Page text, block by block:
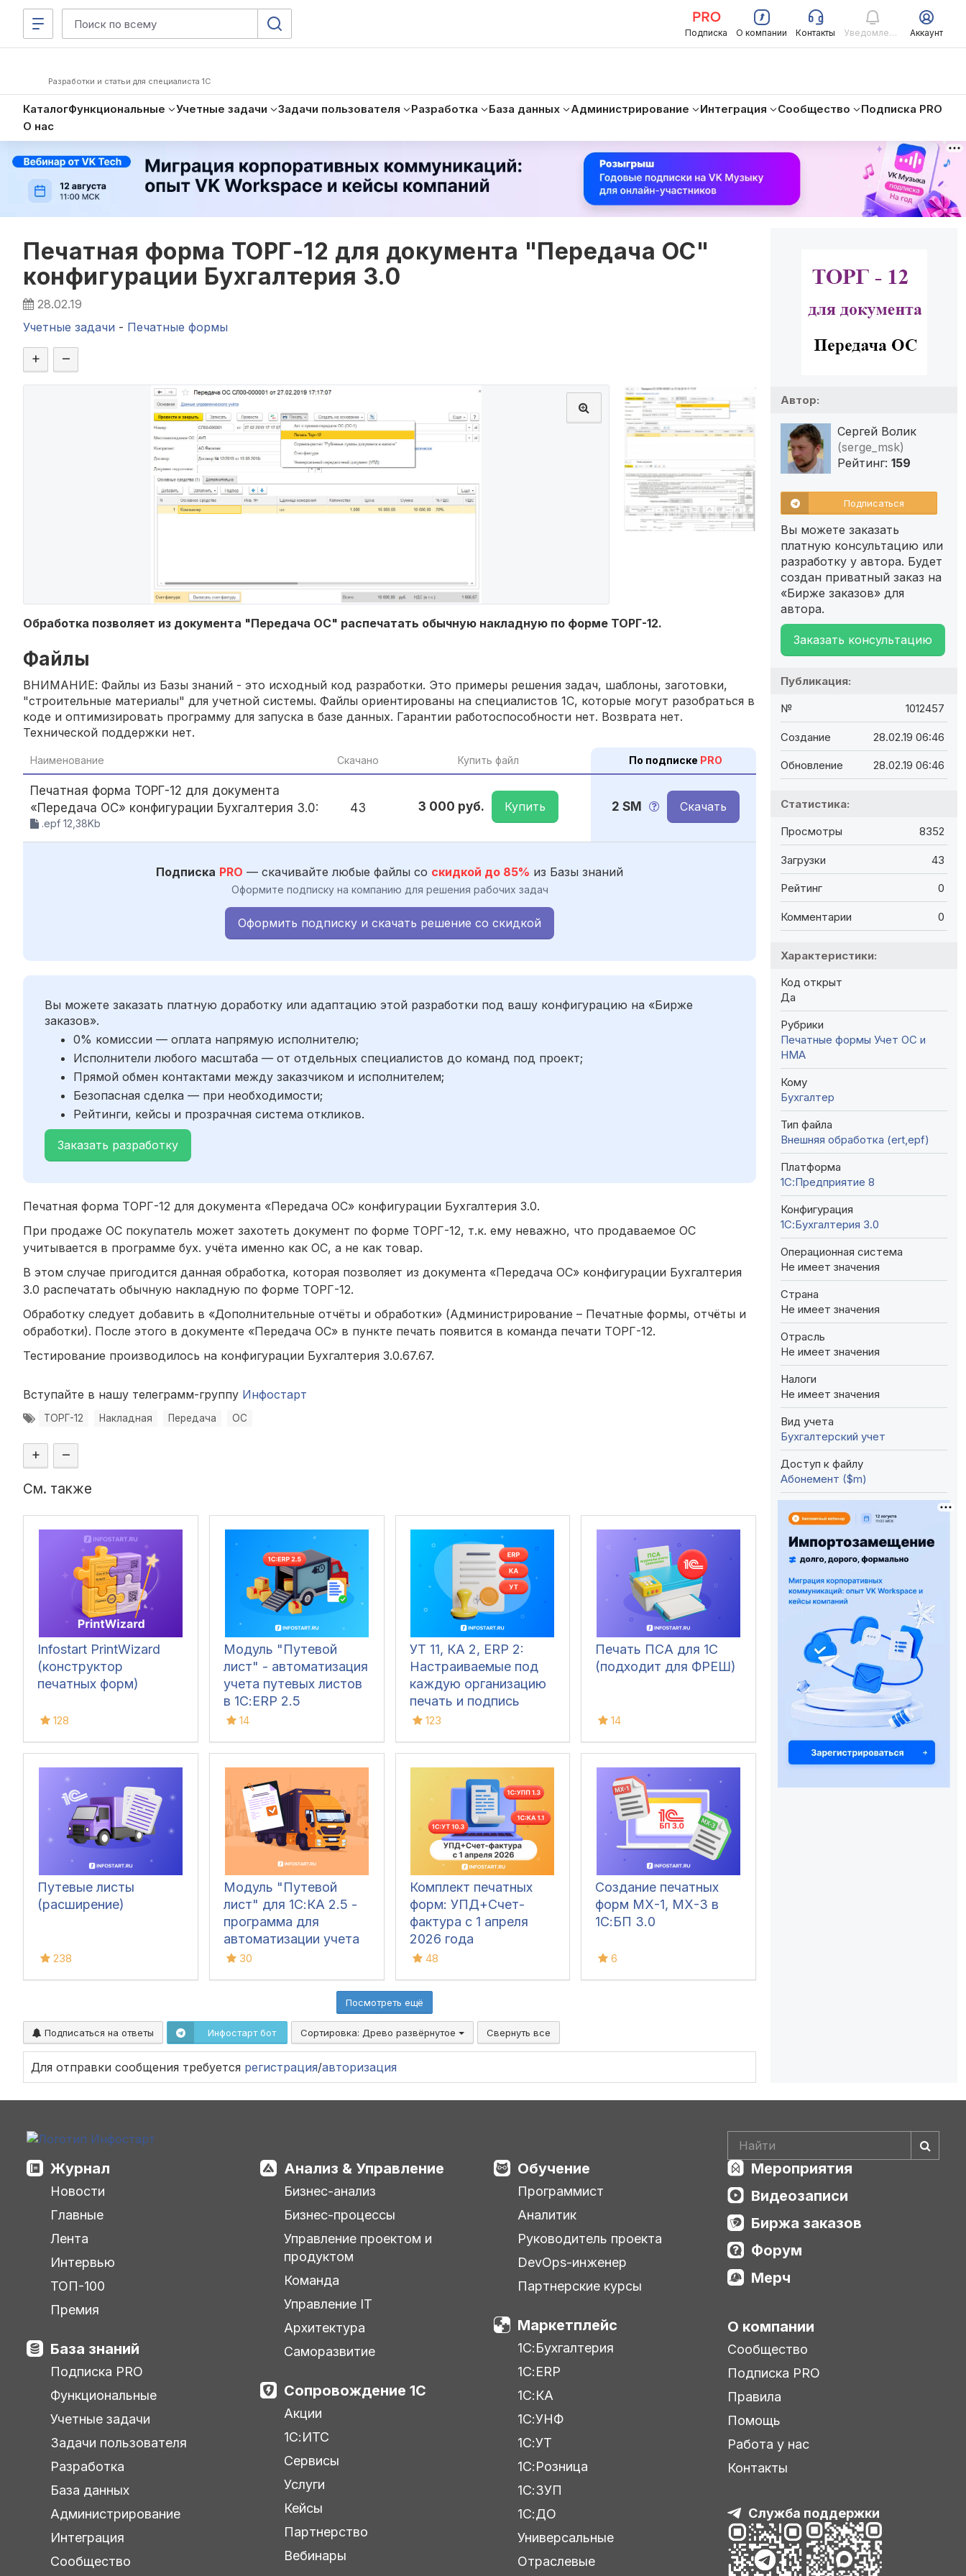
Подписка О компании Контакты Уведомления Аккаунт
Разработки и статьи для специалиста 1С
КаталогФункциональные Учетные задачи Задачи пользователя Разработка База данных Администрирование Интеграция Сообщество
Подписка PRO
О нас
Печатная форма ТОРГ-12 для документа "Передача ОС"
конфигурации Бухгалтерия 3.0
28.02.19
Учетные задачи - Печатные формы
+ –
Обработка позволяет из документа "Передача ОС" распечатать обычную накладную по форме ТОРГ-12.
Файлы
ВНИМАНИЕ: Файлы из Базы знаний - это исходный код разработки. Это примеры решения задач, шаблоны, заготовки,
"строительные материалы" для учетной системы. Файлы ориентированы на специалистов 1С, которые могут разобраться в
коде и оптимизировать программу для запуска в базе данных. Гарантии работоспособности нет. Возврата нет.
Технической поддержки нет.
Наименование Скачано Купить файл По подписке PRO
Печатная форма ТОРГ-12 для документа
«Передача ОС» конфигурации Бухгалтерия 3.0:
.epf 12,38Kb
43 3 000 руб. Купить 2 SM Скачать
Подписка PRO — скачивайте любые файлы со скидкой до 85% из Базы знаний
Оформите подписку на компанию для решения рабочих задач
Оформить подписку и скачать решение со скидкой
Вы можете заказать платную доработку или адаптацию этой разработки под вашу конфигурацию на «Бирже
заказов».
0% комиссии — оплата напрямую исполнителю;
Исполнители любого масштаба — от отдельных специалистов до команд под проект;
Прямой обмен контактами между заказчиком и исполнителем;
Безопасная сделка — при необходимости;
Рейтинги, кейсы и прозрачная система откликов.
Заказать разработку
Печатная форма ТОРГ-12 для документа «Передача ОС» конфигурации Бухгалтерия 3.0.
При продаже ОС покупатель может захотеть документ по форме ТОРГ-12, т.к. ему неважно, что продаваемое ОС
учитывается в программе бух. учёта именно как ОС, а не как товар.
В этом случае пригодится данная обработка, которая позволяет из документа «Передача ОС» конфигурации Бухгалтерия
3.0 распечатать обычную накладную по форме ТОРГ-12.
Обработку следует добавить в «Дополнительные отчёты и обработки» (Администрирование – Печатные формы, отчёты и
обработки). После этого в документе «Передача ОС» в пункте печать появится в команда печати ТОРГ-12.
Тестирование производилось на конфигурации Бухгалтерия 3.0.67.67.
Вступайте в нашу телеграмм-группу Инфостарт
ТОРГ-12 Накладная Передача ОС
+ –
См. также
Infostart PrintWizard
(конструктор
печатных форм)
128
Модуль "Путевой
лист" - автоматизация
учета путевых листов
в 1С:ERP 2.5
14
УТ 11, КА 2, ERP 2:
Настраиваемые под
каждую организацию
печать и подпись
ответственных лиц в
(ТОРГ-12, Счёт-
фактура, УПД, УКД,
Заказ клиента, Акт
сверки, М-15 и др.)
123
Печать ПСА для 1С
(подходит для ФРЕШ)
14
Путевые листы
(расширение)
238
Модуль "Путевой
лист" для 1С:КА 2.5 -
программа для
автоматизации учета
путевых листов в 1С
30
Комплект печатных
форм: УПД+Счет-
фактура с 1 апреля
2026 года
48
Создание печатных
форм МХ-1, МХ-3 в
1С:БП 3.0
6
Посмотреть ещё
Подписаться на ответы Инфостарт бот Сортировка: Древо развёрнутое Свернуть все
Для отправки сообщения требуется регистрация/авторизация
Автор:
Сергей Волик
(serge_msk)
Рейтинг: 159
Подписаться
Вы можете заказать
платную консультацию или
разработку у автора. Будет
создан приватный заказ на
«Бирже заказов» для
автора.
Заказать консультацию
Публикация:
№ 1012457
Создание 28.02.19 06:46
Обновление 28.02.19 06:46
Статистика:
Просмотры 8352
Загрузки 43
Рейтинг 0
Комментарии 0
Характеристики:
Код открыт
Да
Рубрики
Печатные формы Учет ОС и
НМА
Кому
Бухгалтер
Тип файла
Внешняя обработка (ert,epf)
Платформа
1С:Предприятие 8
Конфигурация
1С:Бухгалтерия 3.0
Операционная система
Не имеет значения
Страна
Не имеет значения
Отрасль
Не имеет значения
Налоги
Не имеет значения
Вид учета
Бухгалтерский учет
Доступ к файлу
Абонемент ($m)
Журнал
Новости
Главные
Лента
Интервью
ТОП-100
Премия
База знаний
Подписка PRO
Функциональные
Учетные задачи
Задачи пользователя
Разработка
База данных
Администрирование
Интеграция
Сообщество
Анализ & Управление
Бизнес-анализ
Бизнес-процессы
Управление проектом и
продуктом
Команда
Управление IT
Архитектура
Саморазвитие
Сопровождение 1С
Акции
1С:ИТС
Сервисы
Услуги
Кейсы
Партнерство
Вебинары
Обучение
Программист
Аналитик
Руководитель проекта
DevOps-инженер
Партнерские курсы
Маркетплейс
1С:Бухгалтерия
1С:ERP
1С:КА
1С:УНФ
1С:УТ
1С:Розница
1С:ЗУП
1С:ДО
Универсальные
Отраслевые
Мероприятия
Видеозаписи
Биржа заказов
Форум
Мерч
О компании
Сообщество
Подписка PRO
Правила
Помощь
Работа у нас
Контакты
Служба поддержки